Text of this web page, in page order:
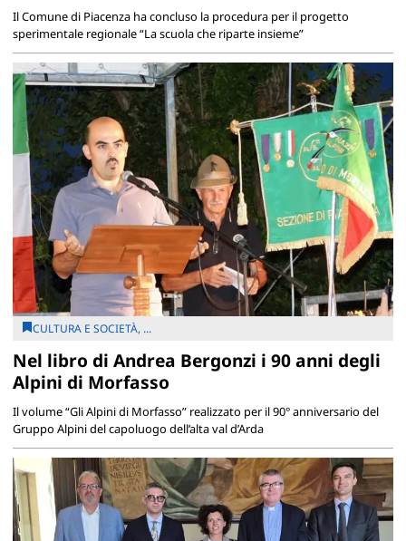
Il Comune di Piacenza ha concluso la procedura per il progetto
sperimentale regionale “La scuola che riparte insieme”
CULTURA E SOCIETÀ, ...
Nel libro di Andrea Bergonzi i 90 anni degli
Alpini di Morfasso
Il volume “Gli Alpini di Morfasso” realizzato per il 90° anniversario del
Gruppo Alpini del capoluogo dell’alta val d’Arda